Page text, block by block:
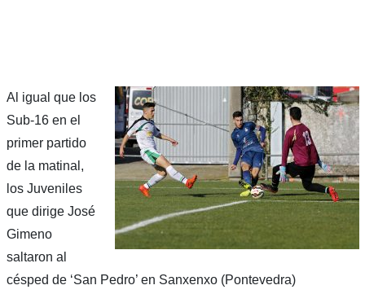
Al igual que los
Sub-16 en el
primer partido
de la matinal,
los Juveniles
que dirige José
Gimeno
saltaron al
césped de ‘San Pedro’ en Sanxenxo (Pontevedra)